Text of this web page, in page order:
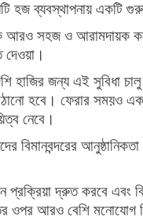
হজ ব্যবস্থাপনায় একটি
আরও সহজ ও আরামদায়ক
দেওয়া।
হাজির জন্য এই সুবিধা
হবে। ফেরার সময়ও
নেবে।
প্রক্রিয়া দ্রুত করবে
ওপর আরও বেশি মনোযোগ